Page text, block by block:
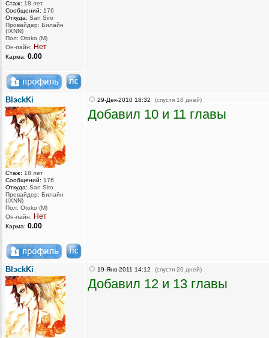
Стаж: 18 лет
Сообщений: 176
Откуда: San Siro
Провайдер: Билайн
(IXNN)
Пол: Otoko (M)
Он-лайн: Нет
Карма: 0.00
BlэckKi
Стаж: 18 лет
Сообщений: 176
Откуда: San Siro
Провайдер: Билайн
(IXNN)
Пол: Otoko (M)
Он-лайн: Нет
Карма: 0.00
29-Дек-2010 18:32 (спустя 18 дней)
Добавил 10 и 11 главы
BlэckKi 19-Янв-2011 14:12 (спустя 20 дней)
Добавил 12 и 13 главы